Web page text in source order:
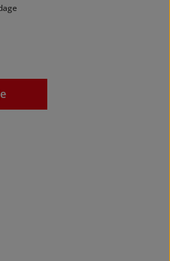
Voer de